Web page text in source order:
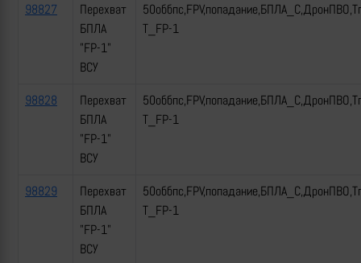
98827
Перехват
БПЛА
"FP-1"
ВСУ
Т_FP-1
98828
Перехват
БПЛА
"FP-1"
ВСУ
Т_FP-1
98829
Перехват
БПЛА
"FP-1"
ВСУ
Т_FP-1